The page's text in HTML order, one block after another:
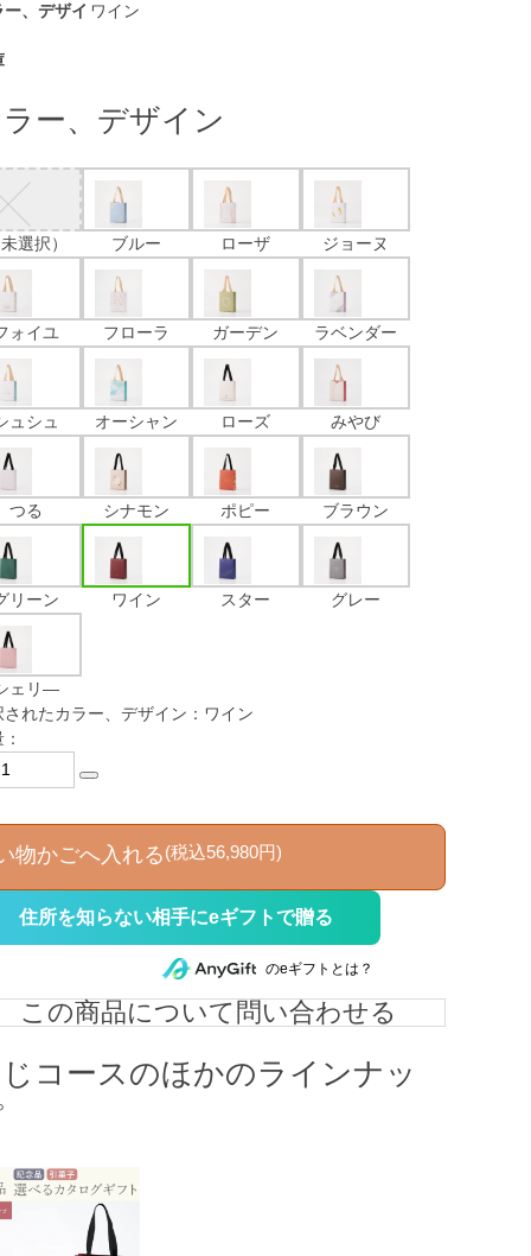
ー、デザイ ワイン
ー、デザイン
選択） ブルー ローザ ジョーヌ
ォイユ フローラ ガーデン ラベンダー
ュシュ オーシャン ローズ みやび
つる シナモン ポピー ブラウン
リーン ワイン スター グレー
ェリ―
されたカラー、デザイン：ワイン
物かごへ入れる(税込56,980円)
住所を知らない相手にeギフトで贈る
のeギフトとは？
この商品について問い合わせる
コースのほかのラインナッ